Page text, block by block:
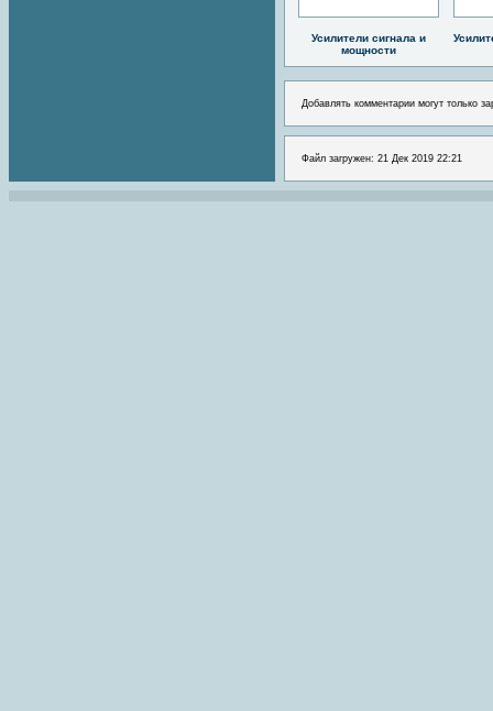
Усилители сигнала и
мощности
Добавлять комментарии могут только
Файл загружен: 21 Дек 2019 22:21